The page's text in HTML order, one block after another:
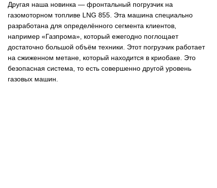
Другая наша новинка — фронтальный погрузчик на
газомоторном топливе LNG 855. Эта машина специально
разработана для определённого сегмента клиентов,
например «Газпрома», который ежегодно поглощает
достаточно большой объём техники. Этот погрузчик работает
на сжиженном метане, который находится в криобаке. Это
безопасная система, то есть совершенно другой уровень
газовых машин.